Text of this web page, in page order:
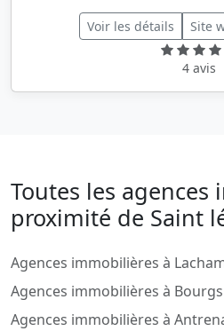
Voir les détails Site
4 avis
Toutes les agences
proximité de Saint
Agences immobilières à
Agences immobilières à
Agences immobilières à